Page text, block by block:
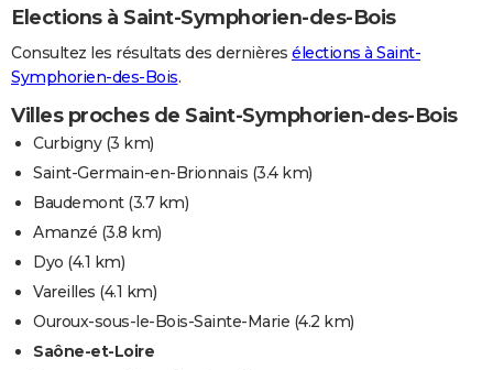
Elections à Saint-Symphorien-des-Bois
Consultez les résultats des dernières élections à Saint-
Symphorien-des-Bois.
Villes proches de Saint-Symphorien-des-Bois
Curbigny(3 km)
Saint-Germain-en-Brionnais (3.4 km)
Baudemont(3.7 km)
Amanzé (3.8 km)
Dyo (4.1 km)
Vareilles (4.1 km)
Ouroux-sous-le-Bois-Sainte-Marie (4.2 km)
Saône-et-Loire